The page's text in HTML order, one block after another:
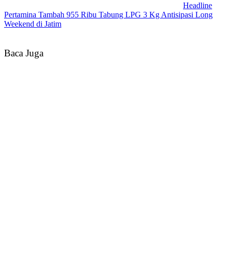
Headline
Pertamina Tambah 955 Ribu Tabung LPG 3 Kg Antisipasi Long
Weekend di Jatim
Baca Juga